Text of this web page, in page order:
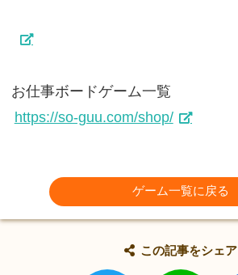
お仕事ボードゲーム一覧
https://so-guu.com/shop/
ゲーム一覧に戻る
この記事をシェア